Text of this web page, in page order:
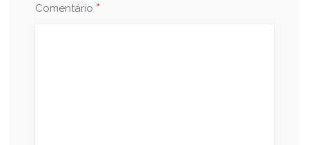
Comentário *